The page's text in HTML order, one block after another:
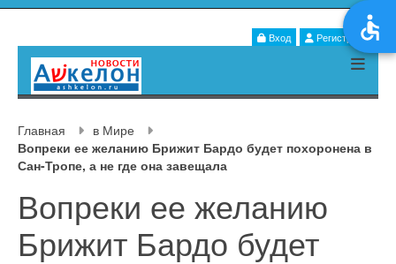
Вход Регистрация
Главная
в Мире
Вопреки ее желанию Брижит Бардо будет похоронена в
Сан-Тропе, а не где она завещала
Вопреки ее желанию
Брижит Бардо будет